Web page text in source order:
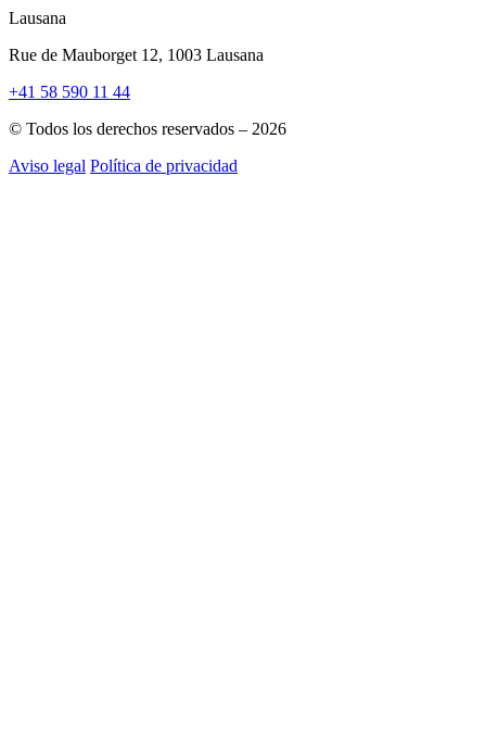
Lausana
Rue de Mauborget 12, 1003 Lausana
+41 58 590 11 44
© Todos los derechos reservados – 2026
Aviso legal Política de privacidad